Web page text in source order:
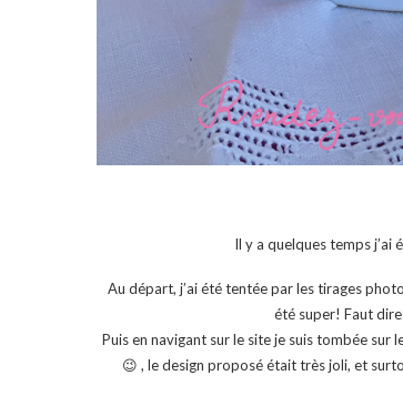
Il y a quelques temps j’ai
Au départ, j’ai été tentée par les tirages
été super! Faut
Puis en navigant sur le site je suis tombée sur
😉, le design proposé était très joli, et